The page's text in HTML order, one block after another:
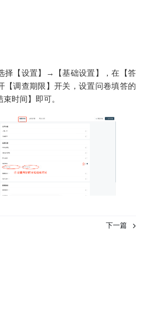
择【设置】→【基础设置】，在【答
【调查期限】开关，设置问卷填答的
束时间】即可。
下一篇